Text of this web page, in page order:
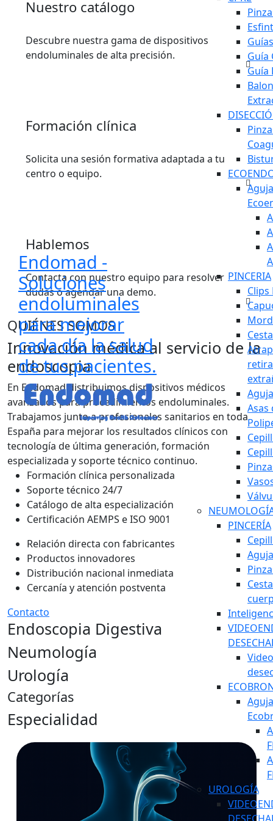
Endomad -
Soluciones
endoluminales
para mejorar
cada día la salud
de tus pacientes.
Guías
Guía
Guía
PINCERIA
Clips
Asas
PINCERÍA
UROLOGÍA
Nuestro catálogo
Descubre nuestra gama de dispositivos
endoluminales de alta precisión.
Formación clínica
Solicita una sesión formativa adaptada a tu
centro o equipo.
Hablemos
Contacta con nuestro equipo para resolver
dudas o agendar una demo.
QUIÉNES SOMOS
Innovación médica al servicio de la
endoscopia
En Endomad distribuimos dispositivos médicos
avanzados para procedimientos endoluminales.
Trabajamos junto a profesionales sanitarios en toda
España para mejorar los resultados clínicos con
tecnología de última generación, formación
especializada y soporte técnico continuo.
Formación clínica personalizada
Soporte técnico 24/7
Catálogo de alta especialización
Certificación AEMPS e ISO 9001
Relación directa con fabricantes
Productos innovadores
Distribución nacional inmediata
Cercanía y atención postventa
Contacto
Endoscopia Digestiva
Neumología
Urología
Categorías
Especialidad